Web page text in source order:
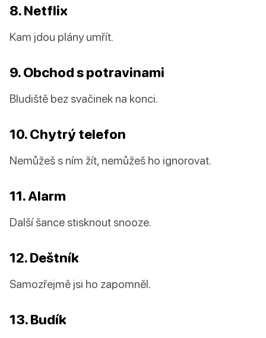
8. Netflix
Kam jdou plány umřít.
9. Obchod s potravinami
Bludiště bez svačinek na konci.
10. Chytrý telefon
Nemůžeš s ním žít, nemůžeš ho ignorovat.
11. Alarm
Další šance stisknout snooze.
12. Deštník
Samozřejmě jsi ho zapomněl.
13. Budík